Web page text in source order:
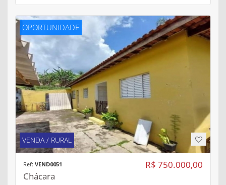
OPORTUNIDADE
VENDA / RURAL
R$ 750.000,00
Ref: VEND0051
Chácara